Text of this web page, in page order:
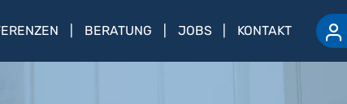
BERATUNG JOBS KONTAKT